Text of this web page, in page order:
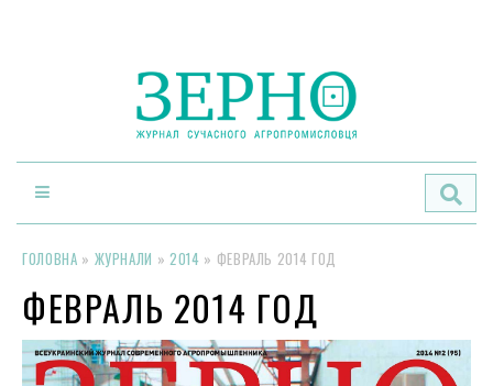
ГОЛОВНА » ЖУРНАЛИ »2014 » ФЕВРАЛЬ 2014 ГОД
ФЕВРАЛЬ 2014 ГОД